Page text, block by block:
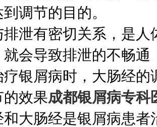
调节的目的。
排泄有密切关系，是
会导致排泄的不畅
疗银屑病时，大肠经
效果成都银屑病专科
大肠经是银屑病患